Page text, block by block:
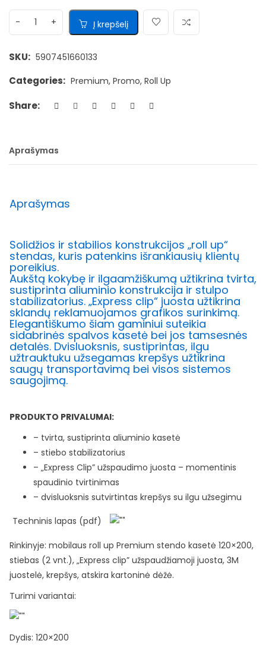
Į krepšelį
SKU: 5907451660133
Categories: Premium, Promo, Roll Up
Share:
Aprašymas
Aprašymas
Solidžios ir stabilios konstrukcijos „roll up“
stendas, kuris patenkins išrankiausių klientų
poreikius.
Aukštą kokybę ir ilgaamžiškumą užtikrina tvirta,
sustiprinta aliuminio konstrukcija ir stulpo
stabilizatorius. „Express clip“ juosta užtikrina
sklandų reklamuojamos grafikos surinkimą.
Elegantiškumo šiam gaminiui suteikia
sidabrinės spalvos kasetė bei jos tamsesnės
detalės. Dvisluoksnis, sustiprintas, ilgu
užtrauktuku užsegamas krepšys užtikrina
saugų transportavimą bei visos sistemos
saugojimą.
PRODUKTO PRIVALUMAI:
– tvirta, sustiprinta aliuminio kasetė
– stiebo stabilizatorius
– „Express Clip” užspaudimo juosta – momentinis
spaudinio tvirtinimas
– dvisluoksnis sutvirtintas krepšys su ilgu užsegimu
Techninis lapas (pdf)
Rinkinyje: mobilaus roll up Premium stendo kasetė 120×200,
stiebas (2 vnt.), „Express clip” užspaudžiamoji juosta, 3M
juostelė, krepšys, atskira kartoninė dėžė.
Turimi variantai:
Dydis: 120×200